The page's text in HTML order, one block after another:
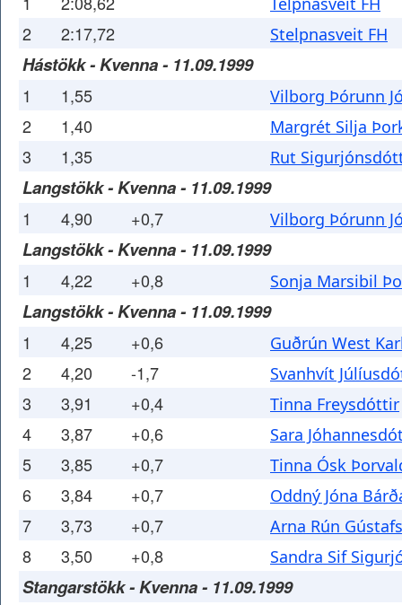
2 2:17,72 Stelpnasveit FH
Hástökk - Kvenna - 11.09.1999
1 1,55 Vilborg Þórunn
2 1,40 Margrét Silja
3 1,35 Rut
Langstökk - Kvenna - 11.09.1999
1 4,90 +0,7 Vilborg Þórunn
Langstökk - Kvenna - 11.09.1999
1 4,22 +0,8 Sonja Marsibil
Langstökk - Kvenna - 11.09.1999
1 4,25 +0,6 Guðrún West
2 4,20 -1,7 Svanhvít
3 3,91 +0,4 Tinna Freysdóttir
4 3,87 +0,6 Sara
5 3,85 +0,7 Tinna Ósk
6 3,84 +0,7 Oddný Jóna
7 3,73 +0,7 Arna Rún
8 3,50 +0,8 Sandra Sif
Stangarstökk - Kvenna - 11.09.1999